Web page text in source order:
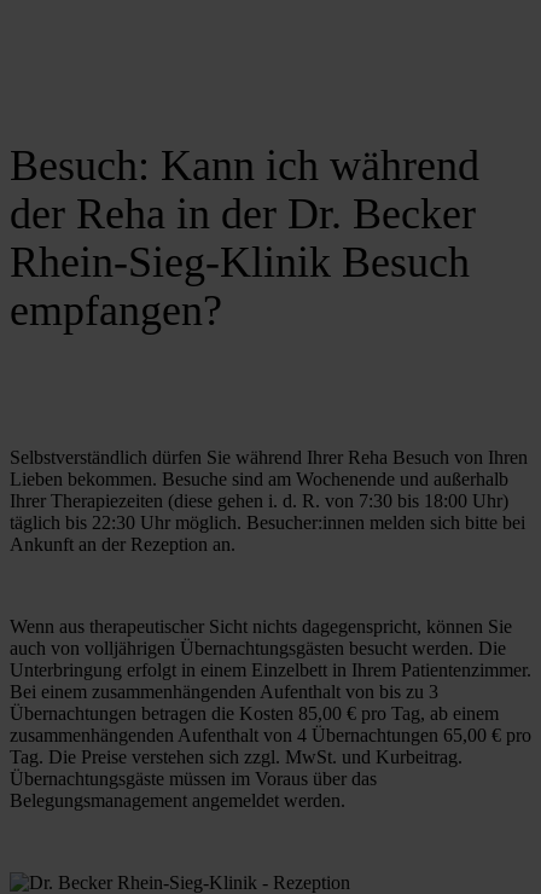
Besuch: Kann ich während
der Reha in der Dr. Becker
Rhein-Sieg-Klinik Besuch
empfangen?
Selbstverständlich dürfen Sie während Ihrer Reha Besuch von Ihren
Lieben bekommen. Besuche sind am Wochenende und außerhalb
Ihrer Therapiezeiten (diese gehen i. d. R. von 7:30 bis 18:00 Uhr)
täglich bis 22:30 Uhr möglich. Besucher:innen melden sich bitte bei
Ankunft an der Rezeption an.
Wenn aus therapeutischer Sicht nichts dagegenspricht, können Sie
auch von volljährigen Übernachtungsgästen besucht werden. Die
Unterbringung erfolgt in einem Einzelbett in Ihrem Patientenzimmer.
Bei einem zusammenhängenden Aufenthalt von bis zu 3
Übernachtungen betragen die Kosten 85,00 € pro Tag, ab einem
zusammenhängenden Aufenthalt von 4 Übernachtungen 65,00 € pro
Tag. Die Preise verstehen sich zzgl. MwSt. und Kurbeitrag.
Übernachtungsgäste müssen im Voraus über das
Belegungsmanagement angemeldet werden.